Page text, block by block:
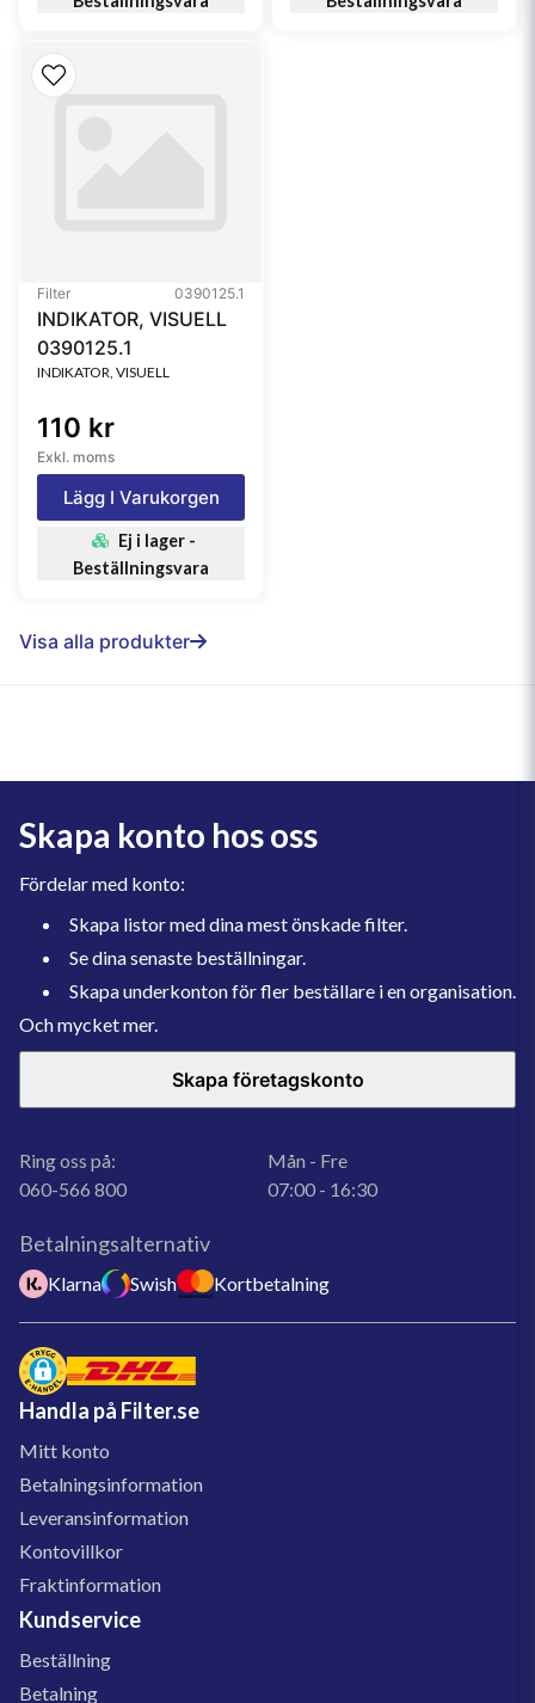
Filter 0390125.1
INDIKATOR, VISUELL
0390125.1
INDIKATOR, VISUELL
110 kr
Exkl. moms
Lägg I Varukorgen
Ej i lager -
Beställningsvara
Visa alla produkter
Skapa konto hos oss
Fördelar med konto:
Skapa listor med dina mest önskade filter.
Se dina senaste beställningar.
Skapa underkonton för fler beställare i en organisation.
Och mycket mer.
Skapa företagskonto
Ring oss på:
060-566 800
Mån - Fre
07:00 - 16:30
Betalningsalternativ
Klarna Swish Kortbetalning
Handla på Filter.se
Mitt konto
Betalningsinformation
Leveransinformation
Kontovillkor
Fraktinformation
Kundservice
Beställning
Betalning